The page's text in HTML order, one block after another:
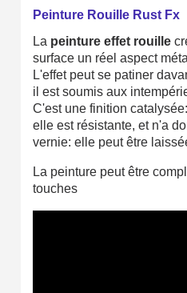
Partagez vos créations et
Gagnez des points de
Livraison sous
Retour produits
Réduction de 5€ sur la
10€ de bon d'achat
Inscription à la
Livraison sous
Peinture Rouille Rust Fx
La peinture effet rouille
surface un réel aspect
L'effet peut se patiner
il est soumis aux
C'est une finition
elle est résistante, et n'a
vernie: elle peut être
La peinture peut être
touches